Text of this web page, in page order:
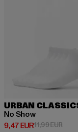
URBAN
No Show
9,47 EUR
Derzeitiger Preis: 9,47
11,99 EUR